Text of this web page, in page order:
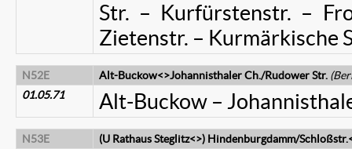
Str. – Kurfürstenstr. –
Zietenstr. – Kurmärkische
N52E Alt-Buckow<>Johannisthaler Ch./Rudower Str.
01.05.71
Alt-Buckow –
N53E
(U Rathaus Steglitz<>) Hindenburgdamm/